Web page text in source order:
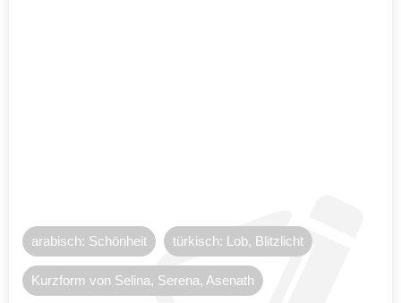
arabisch: Schönheit türkisch: Lob, Blitzlicht
Kurzform von Selina, Serena, Asenath